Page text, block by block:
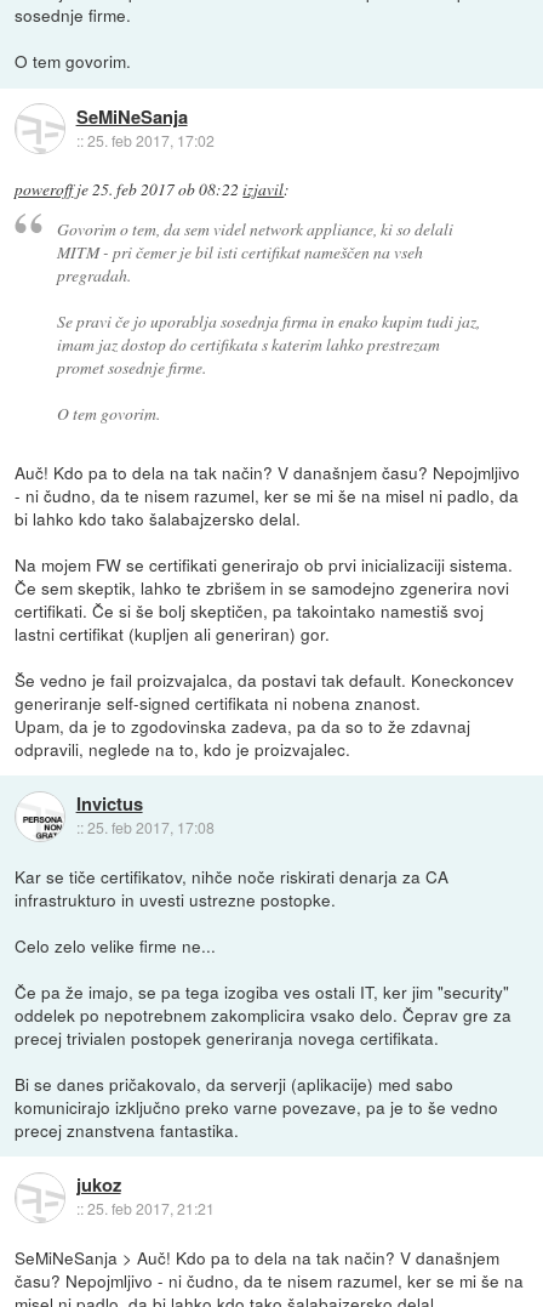
sosednje firme.
O tem govorim.
SeMiNeSanja
::25. feb 2017, 17:02
poweroffje 25. feb 2017 ob 08:22 izjavil:
Govorim o tem, da sem videl network appliance, ki so delali
MITM - pri čemer je bil isti certifikat nameščen na vseh
pregradah.
Se pravi če jo uporablja sosednja firma in enako kupim tudi jaz,
imam jaz dostop do certifikata s katerim lahko prestrezam
promet sosednje firme.
O tem govorim.
Auč! Kdo pa to dela na tak način? V današnjem času? Nepojmljivo
- ni čudno, da te nisem razumel, ker se mi še na misel ni padlo, da
bi lahko kdo tako šalabajzersko delal.
Na mojem FW se certifikati generirajo ob prvi inicializaciji sistema.
Če sem skeptik, lahko te zbrišem in se samodejno zgenerira novi
certifikati. Če si še bolj skeptičen, pa takointako namestiš svoj
lastni certifikat (kupljen ali generiran) gor.
Še vedno je fail proizvajalca, da postavi tak default. Koneckoncev
generiranje self-signed certifikata ni nobena znanost.
Upam, da je to zgodovinska zadeva, pa da so to že zdavnaj
odpravili, neglede na to, kdo je proizvajalec.
Invictus
::25. feb 2017, 17:08
Kar se tiče certifikatov, nihče noče riskirati denarja za CA
infrastrukturo in uvesti ustrezne postopke.
Celo zelo velike firme ne...
Če pa že imajo, se pa tega izogiba ves ostali IT, ker jim "security"
oddelek po nepotrebnem zakomplicira vsako delo. Čeprav gre za
precej trivialen postopek generiranja novega certifikata.
Bi se danes pričakovalo, da serverji (aplikacije) med sabo
komunicirajo izključno preko varne povezave, pa je to še vedno
precej znanstvena fantastika.
jukoz
::25. feb 2017, 21:21
SeMiNeSanja > Auč! Kdo pa to dela na tak način? V današnjem
času? Nepojmljivo - ni čudno, da te nisem razumel, ker se mi še na